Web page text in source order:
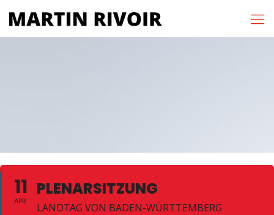
11
APR
PLENARSITZUNG
LANDTAG VON BADEN-WÜRTTEMBERG